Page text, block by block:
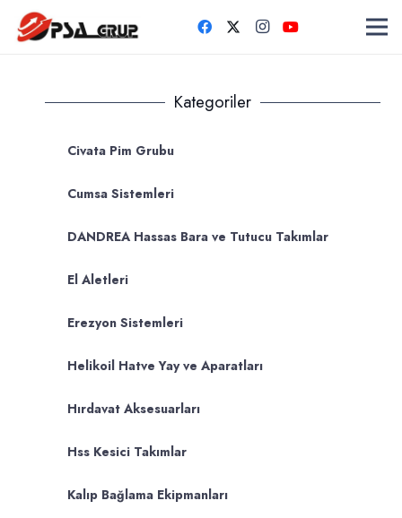
Kategoriler
Civata Pim Grubu
Cumsa Sistemleri
DANDREA Hassas Bara ve Tutucu Takımlar
El Aletleri
Erezyon Sistemleri
Helikoil Hatve Yay ve Aparatları
Hırdavat Aksesuarları
Hss Kesici Takımlar
Kalıp Bağlama Ekipmanları